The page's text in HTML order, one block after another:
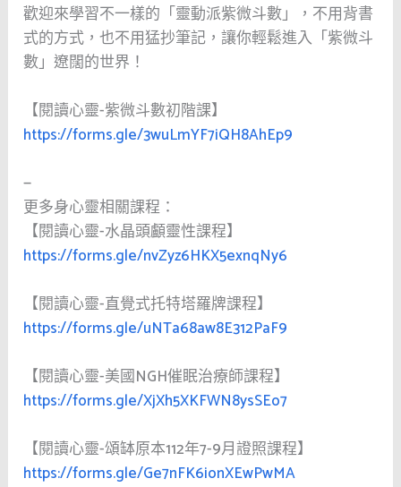
歡迎來學習不一樣的「靈動派紫微斗數」，不用背書
式的方式，也不用猛抄筆記，讓你輕鬆進入「紫微斗
數」遼闊的世界！
【閱讀心靈-紫微斗數初階課】
https://forms.gle/3wuLmYF7iQH8AhEp9
—
更多身心靈相關課程：
【閱讀心靈-水晶頭顱靈性課程】
https://forms.gle/nvZyz6HKX5exnqNy6
【閱讀心靈-直覺式托特塔羅牌課程】
https://forms.gle/uNTa68aw8E312PaF9
【閱讀心靈-美國NGH催眠治療師課程】
https://forms.gle/XjXh5XKFWN8ysSEo7
【閱讀心靈-頌缽原本112年7-9月證照課程】
https://forms.gle/Ge7nFK6ionXEwPwMA